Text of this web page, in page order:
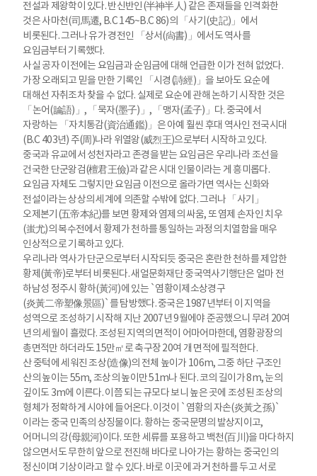
전설과 제왕학이 있다. 반신반인(半神半人) 같은 존재들을 인격화한
것은 사마천(司馬遷, B.C 145~B.C 86)의 「사기(史記)」에서
비롯된다. 그러나 유가 경전인 「상서(尙書)」에서도 역사를
요임금부터 기록했다.
사실 공자 이전에는 요임금과 순임금에 대해 언급한 이가 전혀 없었다.
가장 오래되고 믿을 만한 기록인 「시경(詩經)」을 보아도 요순에
대해선 자취조차 찾을 수 없다. 실제로 요순에 관해 논하기 시작한 것은
「논어(論語)」, 「묵자(墨子)」, 「맹자(孟子)」다. 중국에서
자랑하는 「자치통감(資治通鑑)」은 아예 훨씬 후대 역사인 전국시대
(B.C 403년) 주(周)나라 위열왕(威烈王)으로부터 시작하고 있다.
중국과 유교에서 성천자라고 존경을 받는 요임금은 우리나라 조선을
건국한 단군왕검(檀君王儉)과 같은 시대 인물이라는 게 흥미롭다.
요임금 자체도 그렇지만 요임금 이전으로 올라가면 역사는 신화와
전설이라는 상상의 세계에 의존할 수밖에 없다. 그러나 「사기」
오제본기(五帝本紀)를 보면 황제와 염제의 싸움, 또 염제 손자인 치우
(蚩尤)의 복수전에서 황제가 천하를 통일하는 과정의 치열함을 매우
인상적으로 기록하고 있다.
우리나라 역사가 단군으로부터 시작되듯 중국은 혼란한 천하를 제압한
황제(黃帝)로부터 비롯된다. 새얼문화재단 중국역사기행단은 얼마 전
하남성 정주시 황하(黃河)에 있는 `염황이제소상경구
(炎黃二帝塑像景區)`를 탐방했다. 중국은 1987년부터 이 지역을
성역으로 조성하기 시작해 지난 2007년 9월에야 준공했으니 무려 20여
년의 세월이 흘렀다. 조성된 지역의 면적이 어마어마한데, 염황광장의
총면적만 하더라도 15만㎡로 축구장 20여 개 면적에 필적한다.
산 중턱에 세워진 조상(造像)의 전체 높이가 106m, 그중 하단 구조인
산의 높이는 55m, 조상의 높이만 51m나 된다. 코의 길이가 8m, 눈의
깊이도 3m에 이른다. 이쯤 되는 규모다 보니 높은 곳에 조성된 조상의
형체가 정확하게 시야에 들어온다. 이것이 `염황의 자손(炎黃之孫)`
이라는 중국 민족의 상징물이다. 황하는 중국문명의 발상지이고,
어머니의 강(母親河)이다. 또한 세류를 포용하고 백천(百川)을 마다하지
않으면서도 무한히 앞으로 전진해 바다로 나아가는 황하는 중국인의
정신이며 기상이라고 할 수 있다. 바로 이곳에 과거 천하를 두고 서로